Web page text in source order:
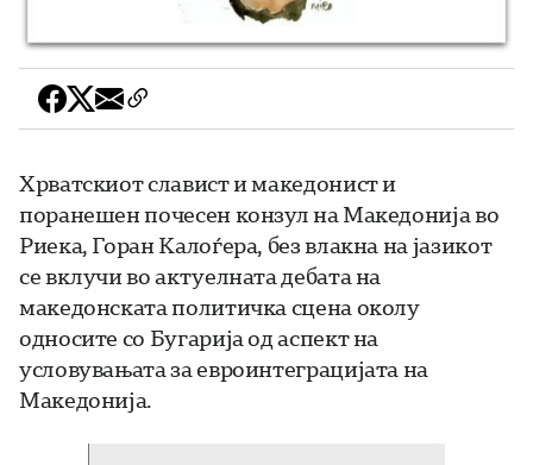
Хрватскиот славист и македонист и
поранешен почесен конзул на Македонија во
Риека, Горан Калоѓера, без влакна на јазикот
се вклучи во актуелната дебата на
македонската политичка сцена околу
односите со Бугарија од аспект на
условувањата за евроинтеграцијата на
Македонија.